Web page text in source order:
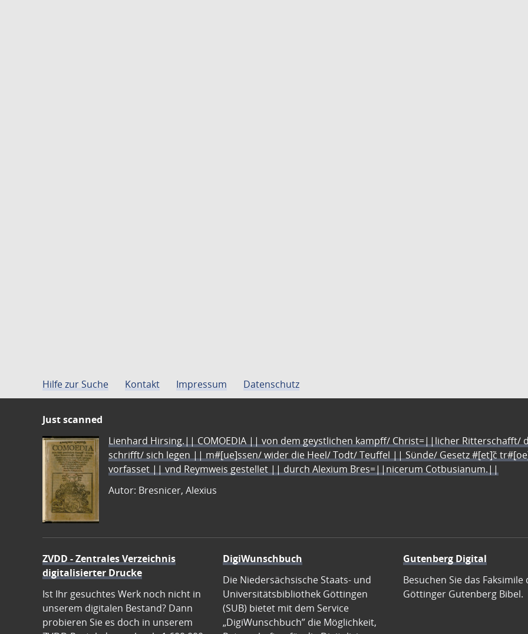
Hilfe zur Suche Kontakt Impressum Datenschutz
Just scanned
Lienhard Hirsing.|| COMOEDIA || von dem geystlichen kampff/ Christ=||licher Ritterschafft/
schrifft/ sich legen || m#[ue]ssen/ wider die Heel/ Todt/ Teuffel || Sünde/ Gesetz #[et]c̃
vorfasset || vnd Reymweis gestellet || durch Alexium Bres=||nicerum Cotbusianum.||
Autor: Bresnicer, Alexius
ZVDD - Zentrales Verzeichnis
digitalisierter Drucke
Ist Ihr gesuchtes Werk noch nicht in
unserem digitalen Bestand? Dann
probieren Sie es doch in unserem
DigiWunschbuch
Die Niedersächsische Staats- und
Universitätsbibliothek Göttingen
(SUB) bietet mit dem Service
„DigiWunschbuch” die Möglichkeit,
Gutenberg Digital
Besuchen Sie das Faksimile
Göttinger Gutenberg Bibel.